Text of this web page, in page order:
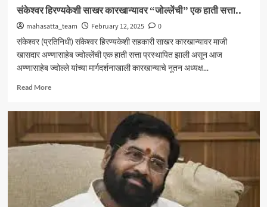
संकेश्वर हिरण्यकेशी साखर कारखान्यावर “जोल्लेंची” एक हाती सत्ता..
mahasatta_team February 12, 2025
0
संकेश्वर (प्रतिनिधी) संकेश्वर हिरण्यकेशी सहकारी साखर कारखान्यावर माजी
खासदार अण्णासाहेब ज्वोल्लेंची एक हाती सत्ता प्रस्थापित झाली असून आज
अण्णासाहेब ज्वोल्ले यांच्या मार्गदर्शनाखाली कारखान्याचे नूतन अध्यक्ष...
Read MoreRead
साखर
सत्ता..